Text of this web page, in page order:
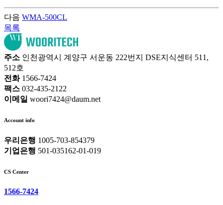
다음 WMA-500CL
목록
주소 인천광역시 계양구 서운동 222번지 DSE지식센터 511,
512호
전화1566-7424
팩스 032-435-2122
이메일 woori7424@daum.net
Account info
우리은행 1005-703-854379
기업은행 501-035162-01-019
CS Center
1566-7424